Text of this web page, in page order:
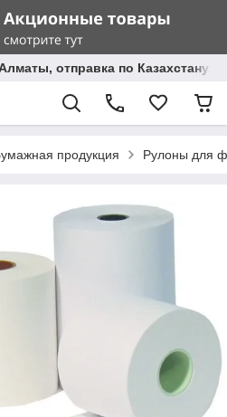
отправка по Казахстану.
продукция Рулоны для